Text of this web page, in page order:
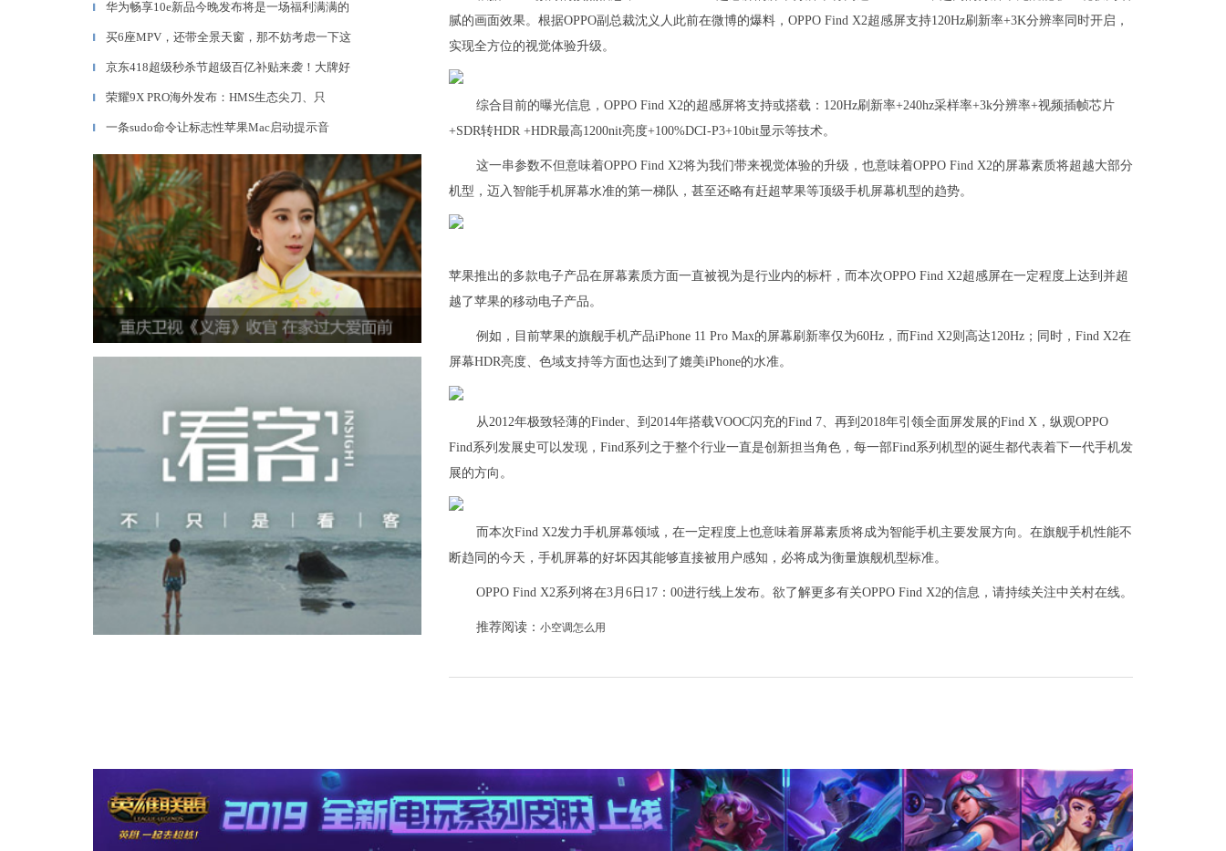
▎ 华为畅享10e新品今晚发布将是一场福利满满的
▎ 买6座MPV，还带全景天窗，那不妨考虑一下这
▎ 京东418超级秒杀节超级百亿补贴来袭！大牌好
▎ 荣耀9X PRO海外发布：HMS生态尖刀、只
▎ 一条sudo命令让标志性苹果Mac启动提示音
腻的画面效果。根据OPPO副总裁沈义人此前在微博的爆料，OPPO Find X2超感屏支持120Hz刷新率+3K分辨率同时开启，
实现全方位的视觉体验升级。
综合目前的曝光信息，OPPO Find X2的超感屏将支持或搭载：120Hz刷新率+240hz采样率+3k分辨率+视频插帧芯片
+SDR转HDR +HDR最高1200nit亮度+100%DCI-P3+10bit显示等技术。
这一串参数不但意味着OPPO Find X2将为我们带来视觉体验的升级，也意味着OPPO Find X2的屏幕素质将超越大部分
机型，迈入智能手机屏幕水准的第一梯队，甚至还略有赶超苹果等顶级手机屏幕机型的趋势。
苹果推出的多款电子产品在屏幕素质方面一直被视为是行业内的标杆，而本次OPPO Find X2超感屏在一定程度上达到并超
越了苹果的移动电子产品。
例如，目前苹果的旗舰手机产品iPhone 11 Pro Max的屏幕刷新率仅为60Hz，而Find X2则高达120Hz；同时，Find X2在
屏幕HDR亮度、色域支持等方面也达到了媲美iPhone的水准。
从2012年极致轻薄的Finder、到2014年搭载VOOC闪充的Find 7、再到2018年引领全面屏发展的Find X，纵观OPPO
Find系列发展史可以发现，Find系列之于整个行业一直是创新担当角色，每一部Find系列机型的诞生都代表着下一代手机发
展的方向。
而本次Find X2发力手机屏幕领域，在一定程度上也意味着屏幕素质将成为智能手机主要发展方向。在旗舰手机性能不
断趋同的今天，手机屏幕的好坏因其能够直接被用户感知，必将成为衡量旗舰机型标准。
OPPO Find X2系列将在3月6日17：00进行线上发布。欲了解更多有关OPPO Find X2的信息，请持续关注中关村在线。
推荐阅读： 小空调怎么用